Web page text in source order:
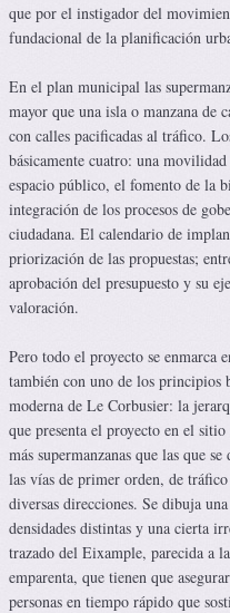
que por el instigador del
fundacional de la planificación
En el plan municipal las
mayor que una isla o manzana de
con calles pacificadas al tráfico.
básicamente cuatro: una
espacio público, el fomento de la
integración de los procesos de
ciudadana. El calendario de
priorización de las propuestas;
aprobación del presupuesto y su
valoración.
Pero todo el proyecto se enmarca
también con uno de los principios
moderna de Le Corbusier: la
que presenta el proyecto en el
más supermanzanas que las que
las vías de primer orden, de
diversas direcciones. Se dibuja
densidades distintas y una cierta
trazado del Eixample, parecida a
emparenta, que tienen que
personas en tiempo rápido que